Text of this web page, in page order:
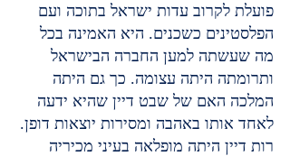
פועלת לקרוב עדות ישראל בתוכה ועם
הפלסטינים כשכנים. היא האמינה בכל
מה שעשתה למען החברה הבישראל
ותרומתה היתה עצומה. כך גם היתה
המלכה האם של שבט דיין שהיא ידעה
לאחד אותו באהבה ומסירות יוצאות דופן.
רות דיין היתה מופלאה בעיני מכיריה